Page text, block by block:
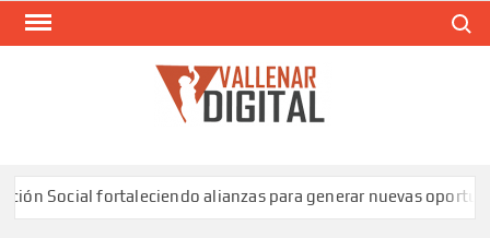
Saltar
Social fortaleciendo alianzas para generar nuevas